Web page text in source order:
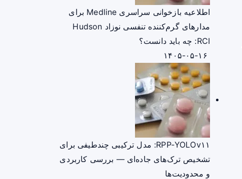
اطلاعیه بازخوانی سراسری Medline برای
مدارهای گرم‌کننده تنفسی نوزاد Hudson
RCI: چه باید دانست؟
RPP‑YOLOv۱۱: مدل ترکیبی چندطیفی برای
تشخیص ترک‌های جاده‌ای — بررسی کاربردی
و محدودیت‌ها